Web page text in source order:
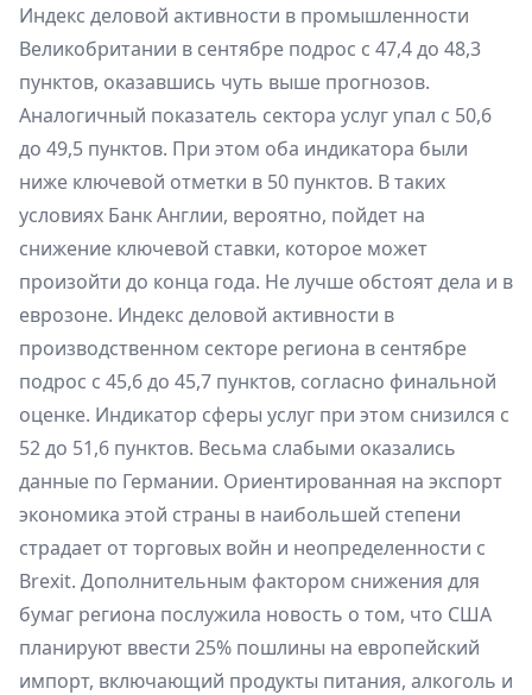
Индекс деловой активности в промышленности
Великобритании в сентябре подрос с 47,4 до 48,3
пунктов, оказавшись чуть выше прогнозов.
Аналогичный показатель сектора услуг упал с 50,6
до 49,5 пунктов. При этом оба индикатора были
ниже ключевой отметки в 50 пунктов. В таких
условиях Банк Англии, вероятно, пойдет на
снижение ключевой ставки, которое может
произойти до конца года. Не лучше обстоят дела и в
еврозоне. Индекс деловой активности в
производственном секторе региона в сентябре
подрос с 45,6 до 45,7 пунктов, согласно финальной
оценке. Индикатор сферы услуг при этом снизился с
52 до 51,6 пунктов. Весьма слабыми оказались
данные по Германии. Ориентированная на экспорт
экономика этой страны в наибольшей степени
страдает от торговых войн и неопределенности с
Brexit. Дополнительным фактором снижения для
бумаг региона послужила новость о том, что США
планируют ввести 25% пошлины на европейский
импорт, включающий продукты питания, алкоголь и